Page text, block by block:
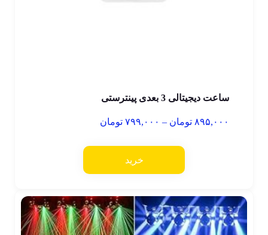
ساعت دیجیتالی 3 بعدی پینترستی
۸۹۵,۰۰۰ تومان – ۷۹۹,۰۰۰ تومان
خرید